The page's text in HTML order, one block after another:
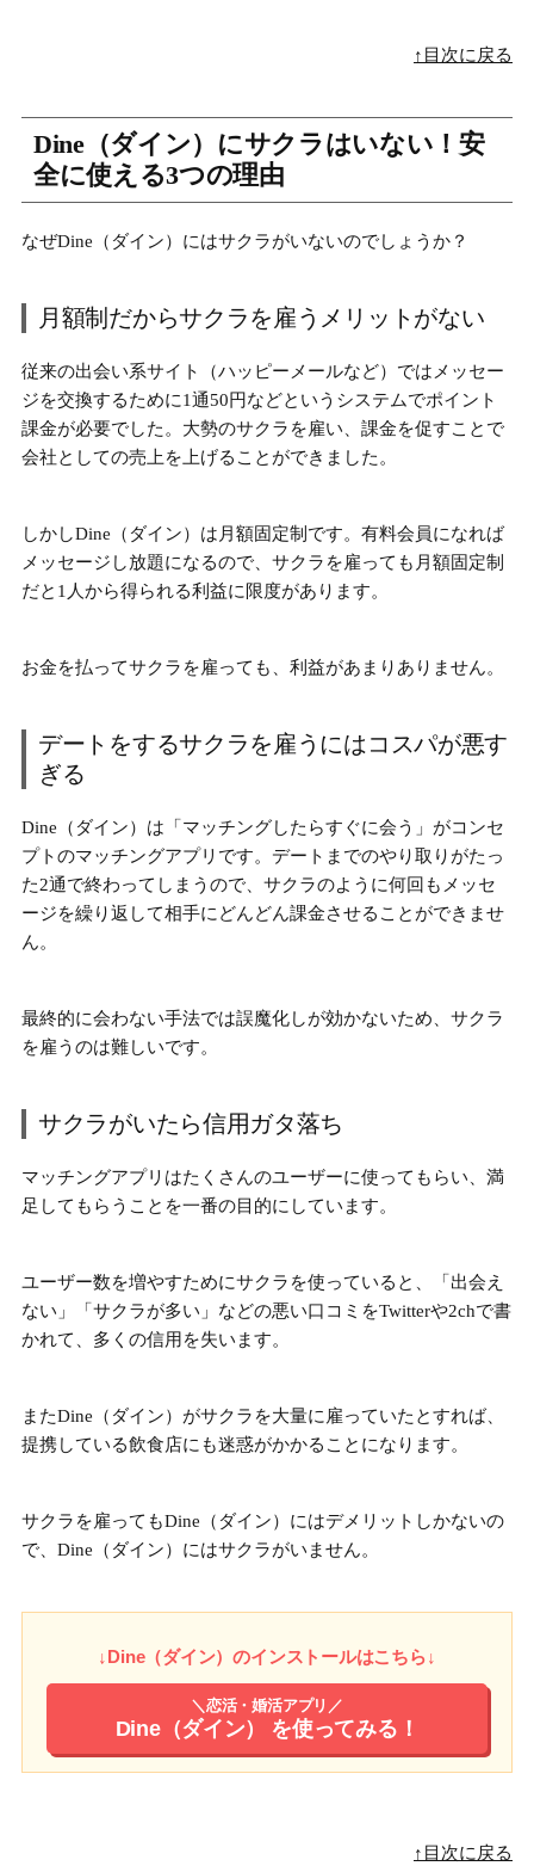
↑目次に戻る
Dine（ダイン）にサクラはいない！安
全に使える3つの理由
なぜDine（ダイン）にはサクラがいないのでしょうか？
月額制だからサクラを雇うメリットがない
従来の出会い系サイト（ハッピーメールなど）ではメッセー
ジを交換するために1通50円などというシステムでポイント
課金が必要でした。大勢のサクラを雇い、課金を促すことで
会社としての売上を上げることができました。
しかしDine（ダイン）は月額固定制 です。有料会員になれば
メッセージし放題になるので、サクラを雇っても月額固定制
だと1人から得られる利益に限度があります。
お金を払ってサクラを雇っても、利益があまりありません。
デートをするサクラを雇うにはコスパが悪す
ぎる
Dine（ダイン）は 「マッチングしたらすぐに会う」がコンセ
プトのマッチングアプリ です。デートまでのやり取りがたっ
た2通で終わってしまうので、サクラのように何回もメッセ
ージを繰り返して相手にどんどん課金させることができませ
ん。
最終的に会わない手法では誤魔化しが効かないため、サクラ
を雇うのは難しいです。
サクラがいたら信用ガタ落ち
マッチングアプリはたくさんのユーザーに使ってもらい、満
足してもらうことを一番の目的にしています。
ユーザー数を増やすためにサクラを使っていると、「出会え
ない」「サクラが多い」などの悪い口コミをTwitterや2chで書
かれて、多くの信用を失います。
またDine（ダイン）がサクラを大量に雇っていたとすれば、
提携している飲食店にも迷惑がかかることになります。
サクラを雇ってもDine（ダイン）にはデメリットしかないの
で、Dine（ダイン）にはサクラがいません。
↓Dine（ダイン）のインストールはこちら↓
＼恋活・婚活アプリ／
Dine（ダイン） を使ってみる！
↑目次に戻る